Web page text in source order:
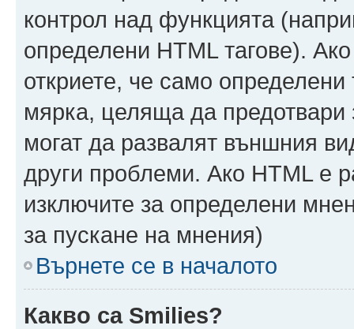
контрол над функцията
определени HTML тагове).
откриете, че само определени
мярка, целяща да предотвари
могат да развалят външния
други проблеми. Ако HTML е
изключите за определени
за пускане на мнения)
Върнете се в началото
Какво са Smilies?